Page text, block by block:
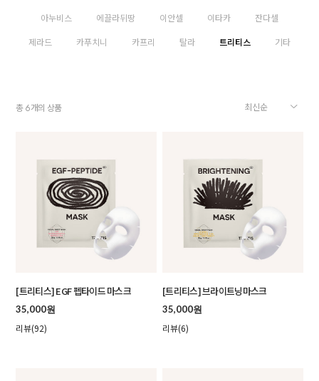
아누비스
에끌라뒤땅 이안셀 이타카
잔다셀
제라드
카푸치니 카프리 탈라 트리티스 기타
총6개의 상품
[트리티스] EGF 펩타이드 마스크
35,000원
리뷰(92)
[트리티스] 브라이트닝마스크
35,000원
리뷰(6)